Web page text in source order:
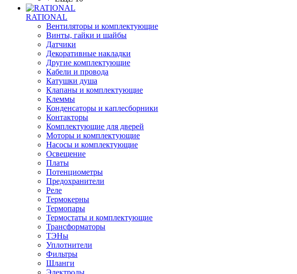
RATIONAL
Вентиляторы и комплектующие
Винты, гайки и шайбы
Датчики
Декоративные накладки
Другие комплектующие
Кабели и провода
Катушки душа
Клапаны и комплектующие
Клеммы
Конденсаторы и каплесборники
Контакторы
Комплектующие для дверей
Моторы и комплектующие
Насосы и комплектующие
Освещение
Платы
Потенциометры
Предохранители
Реле
Термокерны
Термопары
Термостаты и комплектующие
Трансформаторы
ТЭНы
Уплотнители
Фильтры
Шланги
Электроды